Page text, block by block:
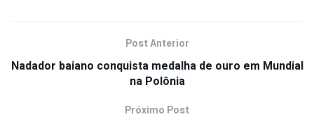
Post Anterior
Nadador baiano conquista medalha de ouro em Mundial
na Polônia
Próximo Post